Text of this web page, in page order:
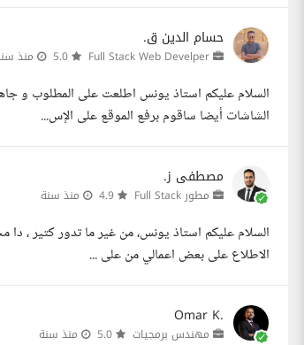
حسام الدين ق.
منذ
السلام عليكم استاذ يونس اطلعت على المطلوب و
الشاشات أيضا ساقوم برفع الموقع على الإس...
مصطفى ز.
مطور Full Stack منذ سنة
السلام عليكم استاذ يونس، من غير ما تدور كتير ،
الاطلاع على بعض اعمالي من على ...
Omar K.
مهندس برمجيات منذ سنة